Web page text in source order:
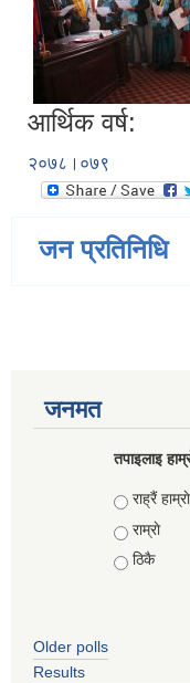
आर्थिक वर्ष:
२०७८।०७९
जन प्रतिनिधि
जनमत
तपाइलाइ
Choices
राह्रैं हाम्राे
राम्राे
ठिकै
Older polls
Results